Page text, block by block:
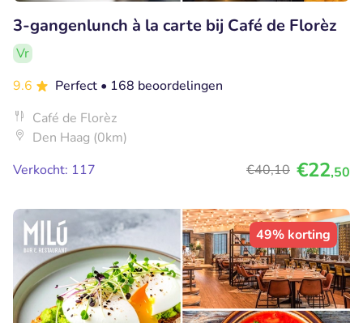
3-gangenlunch à la carte bij Café de Florèz
Vr
9.6
Perfect • 168 beoordelingen
Café de Florèz
Den Haag (0km)
Verkocht: 117
€40,10 €22,50
49% korting